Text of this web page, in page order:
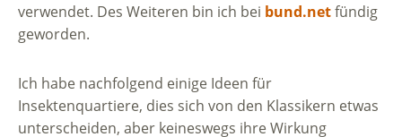
verwendet. Des Weiteren bin ich bei bund.netfündig
geworden.
Ich habe nachfolgend einige Ideen für
Insektenquartiere, dies sich von den Klassikern etwas
unterscheiden, aber keineswegs ihre Wirkung